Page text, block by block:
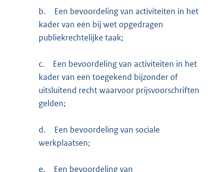
b.
Een bevoordeling van activiteiten in het
kader van een bij wet opgedragen
publiekrechtelijke taak;
c.
Een bevoordeling van activiteiten in het
kader van een toegekend bijzonder of
uitsluitend recht waarvoor prijsvoorschriften
gelden;
d.
Een bevoordeling van sociale
werkplaatsen;
e. Een bevoordeling van